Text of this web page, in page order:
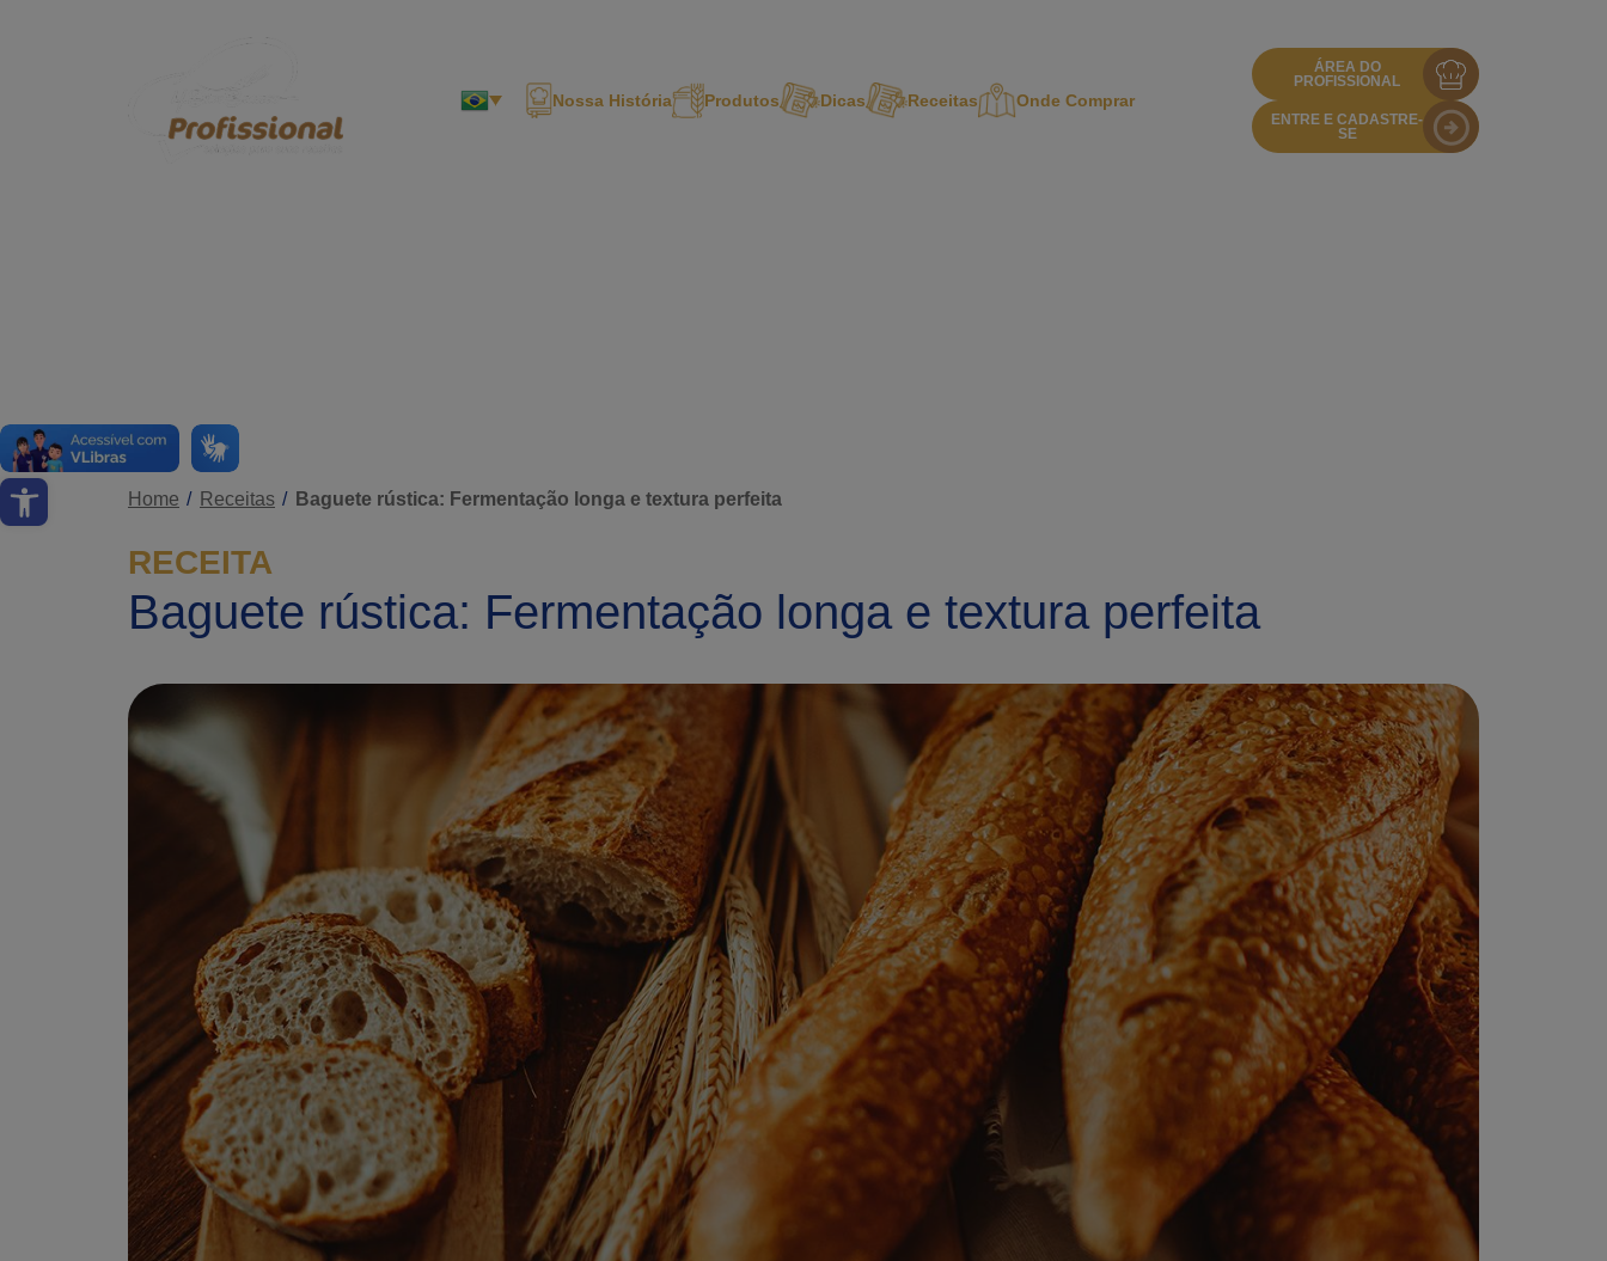
Abrir a barra de ferramentas
Nossa História Produtos Dicas Receitas Onde Comprar
ÁREA DO
PROFISSIONAL
ENTRE E CADASTRE-
SE
Home Receitas Baguete rústica: Fermentação longa e textura perfeita
RECEITA
Baguete rústica: Fermentação longa e textura perfeita